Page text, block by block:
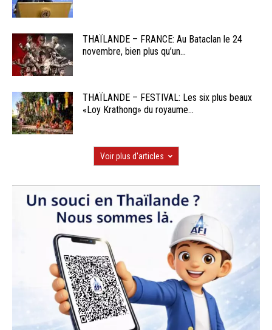
THAÏLANDE – FRANCE: Au Bataclan le 24
novembre, bien plus qu’un...
THAÏLANDE – FESTIVAL: Les six plus beaux
«Loy Krathong» du royaume...
Voir plus d'articles